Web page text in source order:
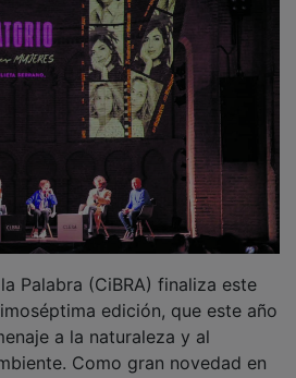
edición, que este año
a la naturaleza y al
Como gran novedad en
por primera vez la figura